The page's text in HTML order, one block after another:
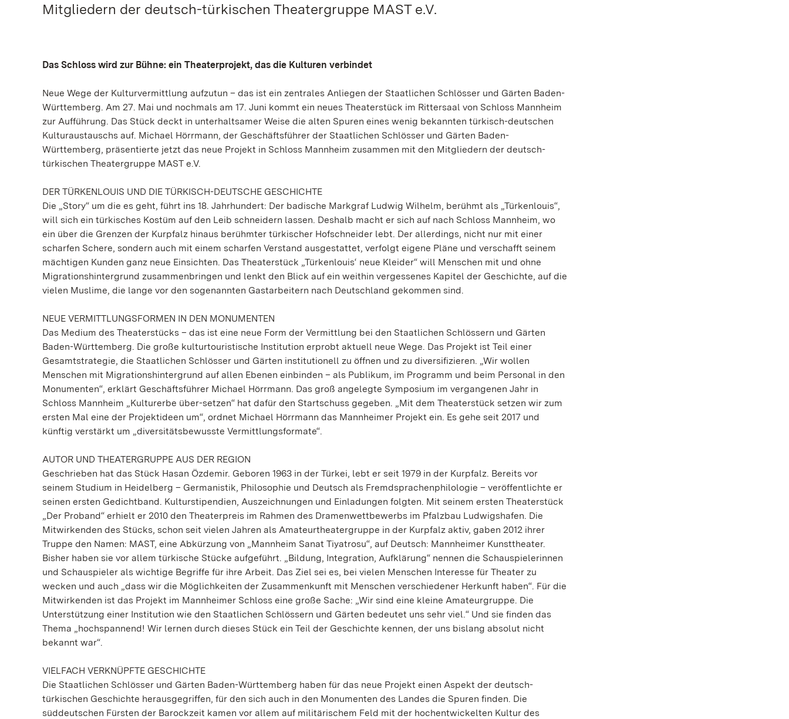
Mitgliedern der deutsch-türkischen Theatergruppe MAST e.V.
Das Schloss wird zur Bühne: ein Theaterprojekt, das die Kulturen verbindet
Neue Wege der Kulturvermittlung aufzutun – das ist ein zentrales Anliegen der Staatlichen Schlösser und Gärten Baden-
Württemberg. Am 27. Mai und nochmals am 17. Juni kommt ein neues Theaterstück im Rittersaal von Schloss Mannheim
zur Aufführung. Das Stück deckt in unterhaltsamer Weise die alten Spuren eines wenig bekannten türkisch-deutschen
Kulturaustauschs auf. Michael Hörrmann, der Geschäftsführer der Staatlichen Schlösser und Gärten Baden-
Württemberg, präsentierte jetzt das neue Projekt in Schloss Mannheim zusammen mit den Mitgliedern der deutsch-
türkischen Theatergruppe MAST e.V.
DER TÜRKENLOUIS UND DIE TÜRKISCH-DEUTSCHE GESCHICHTE
Die „Story“ um die es geht, führt ins 18. Jahrhundert: Der badische Markgraf Ludwig Wilhelm, berühmt als „Türkenlouis“,
will sich ein türkisches Kostüm auf den Leib schneidern lassen. Deshalb macht er sich auf nach Schloss Mannheim, wo
ein über die Grenzen der Kurpfalz hinaus berühmter türkischer Hofschneider lebt. Der allerdings, nicht nur mit einer
scharfen Schere, sondern auch mit einem scharfen Verstand ausgestattet, verfolgt eigene Pläne und verschafft seinem
mächtigen Kunden ganz neue Einsichten. Das Theaterstück „Türkenlouis‘ neue Kleider“ will Menschen mit und ohne
Migrationshintergrund zusammenbringen und lenkt den Blick auf ein weithin vergessenes Kapitel der Geschichte, auf die
vielen Muslime, die lange vor den sogenannten Gastarbeitern nach Deutschland gekommen sind.
NEUE VERMITTLUNGSFORMEN IN DEN MONUMENTEN
Das Medium des Theaterstücks – das ist eine neue Form der Vermittlung bei den Staatlichen Schlössern und Gärten
Baden-Württemberg. Die große kulturtouristische Institution erprobt aktuell neue Wege. Das Projekt ist Teil einer
Gesamtstrategie, die Staatlichen Schlösser und Gärten institutionell zu öffnen und zu diversifizieren. „Wir wollen
Menschen mit Migrationshintergrund auf allen Ebenen einbinden – als Publikum, im Programm und beim Personal in den
Monumenten“, erklärt Geschäftsführer Michael Hörrmann. Das groß angelegte Symposium im vergangenen Jahr in
Schloss Mannheim „Kulturerbe über-setzen“ hat dafür den Startschuss gegeben. „Mit dem Theaterstück setzen wir zum
ersten Mal eine der Projektideen um“, ordnet Michael Hörrmann das Mannheimer Projekt ein. Es gehe seit 2017 und
künftig verstärkt um „diversitätsbewusste Vermittlungsformate“.
AUTOR UND THEATERGRUPPE AUS DER REGION
Geschrieben hat das Stück Hasan Özdemir. Geboren 1963 in der Türkei, lebt er seit 1979 in der Kurpfalz. Bereits vor
seinem Studium in Heidelberg – Germanistik, Philosophie und Deutsch als Fremdsprachenphilologie – veröffentlichte er
seinen ersten Gedichtband. Kulturstipendien, Auszeichnungen und Einladungen folgten. Mit seinem ersten Theaterstück
„Der Proband“ erhielt er 2010 den Theaterpreis im Rahmen des Dramenwettbewerbs im Pfalzbau Ludwigshafen. Die
Mitwirkenden des Stücks, schon seit vielen Jahren als Amateurtheatergruppe in der Kurpfalz aktiv, gaben 2012 ihrer
Truppe den Namen: MAST, eine Abkürzung von „Mannheim Sanat Tiyatrosu“, auf Deutsch: Mannheimer Kunsttheater.
Bisher haben sie vor allem türkische Stücke aufgeführt. „Bildung, Integration, Aufklärung“ nennen die Schauspielerinnen
und Schauspieler als wichtige Begriffe für ihre Arbeit. Das Ziel sei es, bei vielen Menschen Interesse für Theater zu
wecken und auch „dass wir die Möglichkeiten der Zusammenkunft mit Menschen verschiedener Herkunft haben“. Für die
Mitwirkenden ist das Projekt im Mannheimer Schloss eine große Sache: „Wir sind eine kleine Amateurgruppe. Die
Unterstützung einer Institution wie den Staatlichen Schlössern und Gärten bedeutet uns sehr viel.“ Und sie finden das
Thema „hochspannend! Wir lernen durch dieses Stück ein Teil der Geschichte kennen, der uns bislang absolut nicht
bekannt war“.
VIELFACH VERKNÜPFTE GESCHICHTE
Die Staatlichen Schlösser und Gärten Baden-Württemberg haben für das neue Projekt einen Aspekt der deutsch-
türkischen Geschichte herausgegriffen, für den sich auch in den Monumenten des Landes die Spuren finden. Die
süddeutschen Fürsten der Barockzeit kamen vor allem auf militärischem Feld mit der hochentwickelten Kultur des